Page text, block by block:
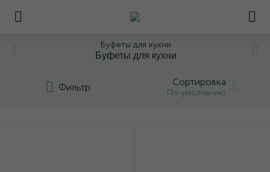
Буфеты для кухни
Буфеты для кухни
Фильтр Сортировка
По умолчанию